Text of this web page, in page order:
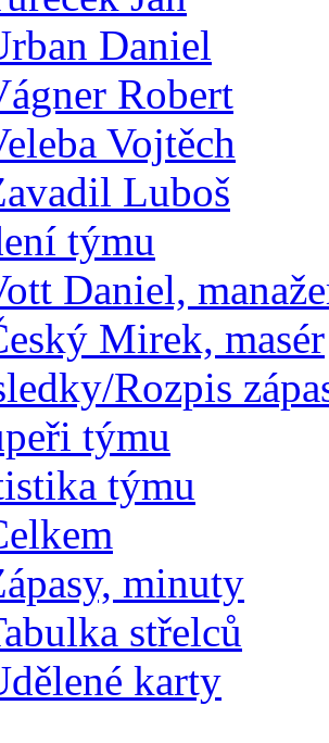
Daniel
Robert
Vojtěch
Luboš
týmu
Daniel,
Mirek, masér
Rozpis
týmu
týmu
minuty
střelců
karty